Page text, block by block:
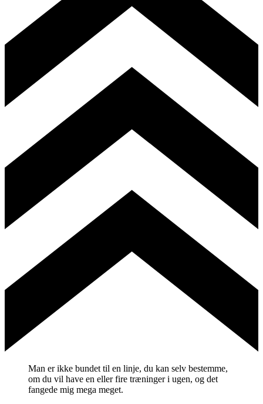
Man er ikke bundet til en linje, du kan selv bestemme,
om du vil have en eller fire træninger i ugen, og det
fangede mig mega meget.